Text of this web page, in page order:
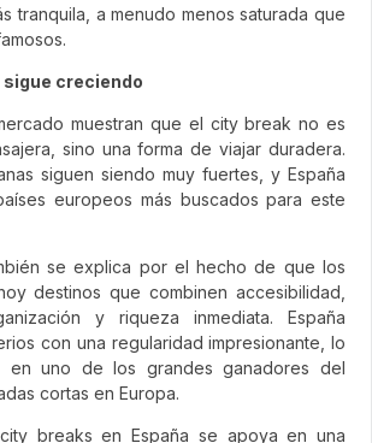
tranquila, a menudo menos saturada que
sigue creciendo
muestran que el city break no es
sino una forma de viajar duradera.
siguen siendo muy fuertes, y España
europeos más buscados para este
se explica por el hecho de que los
destinos que combinen accesibilidad,
y riqueza inmediata. España
con una regularidad impresionante, lo
en uno de los grandes ganadores del
cortas en Europa.
breaks en España se apoya en una